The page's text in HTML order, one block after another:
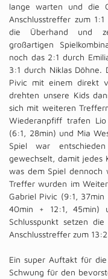
lange warten und die
Anschlusstreffer zum
die Überhand und
großartigen
noch das 2:1 durch
3:1 durch Niklas Döhne.
Pivic mit einem direkt
drehten unsere Kids
sich mit weiteren
Wiederanpfiff trafen
(6:1, 28min) und Mia
Spiel war
gewechselt, damit jedes
was dem Spiel dennoch
Treffer wurden im
Gabriel Pivic (9:1, 37min
40min + 12:1, 45min)
Schlusspunkt setzen
Anschlusstreffer zum
Ein super Auftakt für
Schwung für den